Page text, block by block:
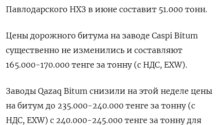
Павлодарского НХЗ в июне составит 51.000 тонн.
Цены дорожного битума на заводе ​Caspi Bitum
существенно не изменились и составляют
165.000-170.000 тенге за тонну (с НДС, EXW).
Заводы Qazaq ‌Bitum снизили на этой неделе цены
на битум до 235.000-240.000 тенге за тонну (с
НДС, EXW) с 240.000-245.000 тенге за тонну для